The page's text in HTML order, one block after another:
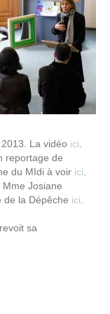
La vidéo ici.
reportage de
du MIdi à voir ici.
Mme Josiane
de la Dépêche ici.
sa